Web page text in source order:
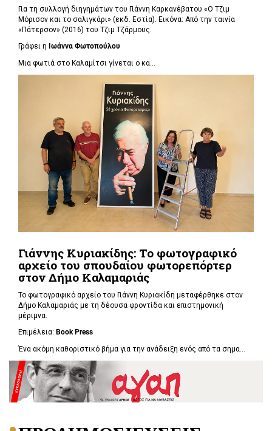
Για τη συλλογή διηγημάτων του Γιάννη Καρκανέβατου «Ο Τζιμ
Μόρισον και το σαλιγκάρι» (εκδ. Εστία). Εικόνα: Από την ταινία
«Πάτερσον» (2016) του Τζιμ Τζάρμους.
Γράφει η Ιωάννα Φωτοπούλου
Μια φωτιά στο Καλαμίτσι γίνεται ο κα...
Γιάννης Κυριακίδης: Το φωτογραφικό
αρχείο του σπουδαίου φωτορεπόρτερ
στον Δήμο Καλαμαριάς
Το φωτογραφικό αρχείο του Γιάννη Κυριακίδη μεταφέρθηκε στον
Δήμο Καλαμαριάς με τη δέουσα φροντίδα και επιστημονική
μέριμνα.
Επιμέλεια: Book Press
Ένα ακόμη καθοριστικό βήμα για την ανάδειξη ενός από τα σημα...